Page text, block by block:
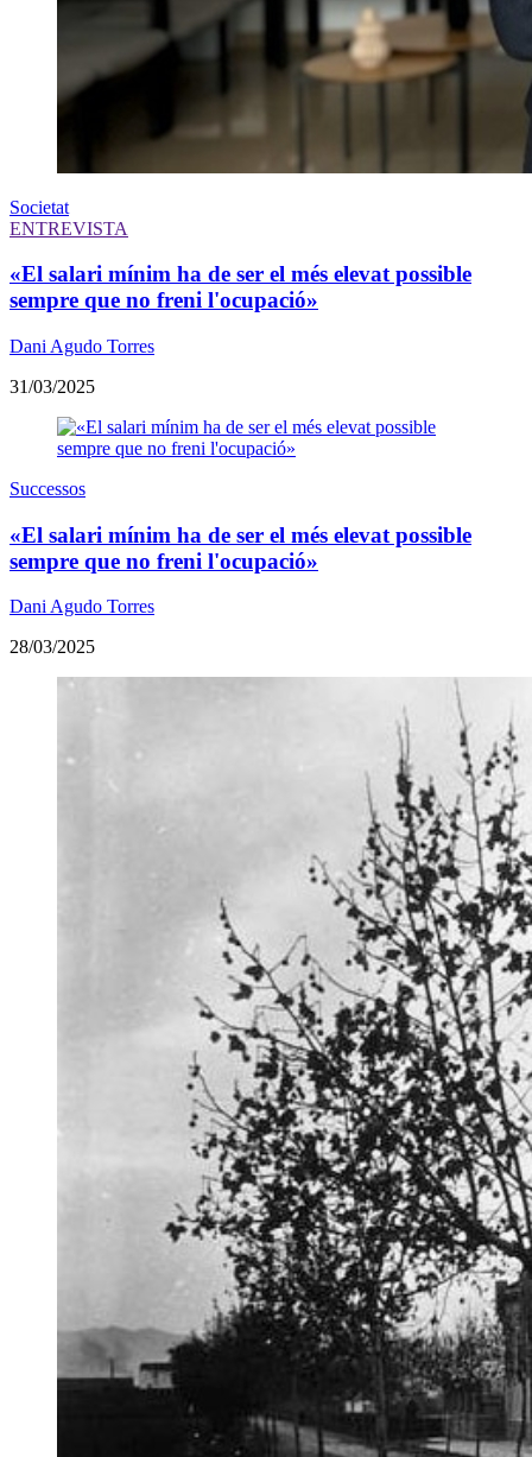
Societat
ENTREVISTA
«El salari mínim ha de ser el més elevat possible
sempre que no freni l'ocupació»
Dani Agudo Torres
31/03/2025
Successos
«El salari mínim ha de ser el més elevat possible
sempre que no freni l'ocupació»
Dani Agudo Torres
28/03/2025